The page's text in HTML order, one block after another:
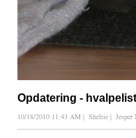
Opdatering -
10/18/2010 11:43 AM | Sheltie | Jesper